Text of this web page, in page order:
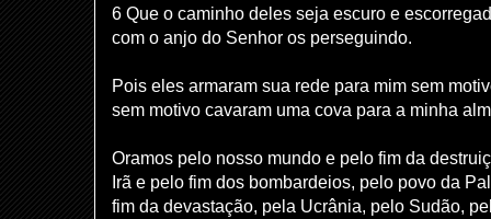
6 Que o caminho deles seja escuro e
com o anjo do Senhor os perseguindo.
Pois eles armaram sua rede para mim sem
sem motivo cavaram uma cova para a minha
Oramos pelo nosso mundo e pelo fim da
Irã e pelo fim dos bombardeios, pelo povo da
fim da devastação, pela Ucrânia, pelo Sudão,